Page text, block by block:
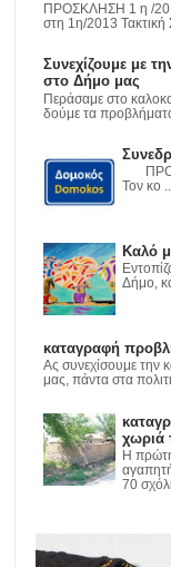
ΠΡΟΣΚΛΗΣΗ 1 η /
στη 1η/2013 Τακτική
Συνεχίζουμε με
στο Δήμο μας
Περάσαμε στο
δούμε τα προβλήματα
Τον κο ...
Καλό
Δήμο,
καταγραφή
Ας συνεχίσουμε την
μας, πάντα στα
χωριά
Η
αγαπητή
70